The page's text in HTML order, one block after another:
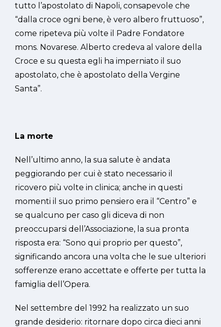
tutto l’apostolato di Napoli, consapevole che
“dalla croce ogni bene, è vero albero fruttuoso”,
come ripeteva più volte il Padre Fondatore
mons. Novarese. Alberto credeva al valore della
Croce e su questa egli ha imperniato il suo
apostolato, che è apostolato della Vergine
Santa”.
La morte
Nell’ultimo anno, la sua salute è andata
peggiorando per cui è stato necessario il
ricovero più volte in clinica; anche in questi
momenti il suo primo pensiero era il “Centro” e
se qualcuno per caso gli diceva di non
preoccuparsi dell’Associazione, la sua pronta
risposta era: “Sono qui proprio per questo”,
significando ancora una volta che le sue ulteriori
sofferenze erano accettate e offerte per tutta la
famiglia dell’Opera.
Nel settembre del 1992 ha realizzato un suo
grande desiderio: ritornare dopo circa dieci anni